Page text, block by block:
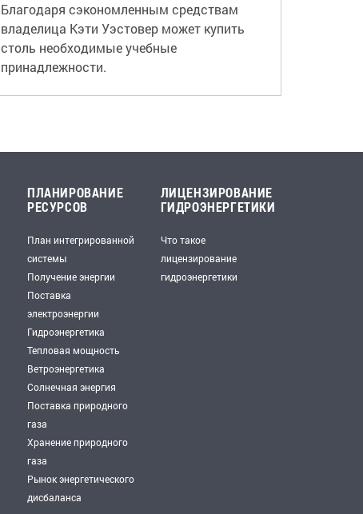
Благодаря сэкономленным средствам
владелица Кэти Уэстовер может купить
столь необходимые учебные
принадлежности.
ПЛАНИРОВАНИЕ
РЕСУРСОВ
План интегрированной
системы
Получение энергии
Поставка
электроэнергии
Гидроэнергетика
Тепловая мощность
Ветроэнергетика
Солнечная энергия
Поставка природного
газа
Хранение природного
газа
Рынок энергетического
дисбаланса
ЛИЦЕНЗИРОВАНИЕ
ГИДРОЭНЕРГЕТИКИ
Что такое
лицензирование
гидроэнергетики